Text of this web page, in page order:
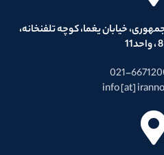
خیابان یغما، کوچه تلفنخانه،
info [at]